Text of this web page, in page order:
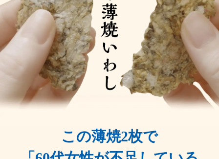
この薄焼2枚で